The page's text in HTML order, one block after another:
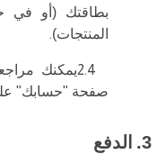
بطاقتك (أو في
المنتجات).
2.4يمكنك
صفحة "حسابك"
3. الدفع